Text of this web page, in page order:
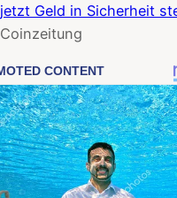
jetzt Geld in Sicherheit
Coinzeitung